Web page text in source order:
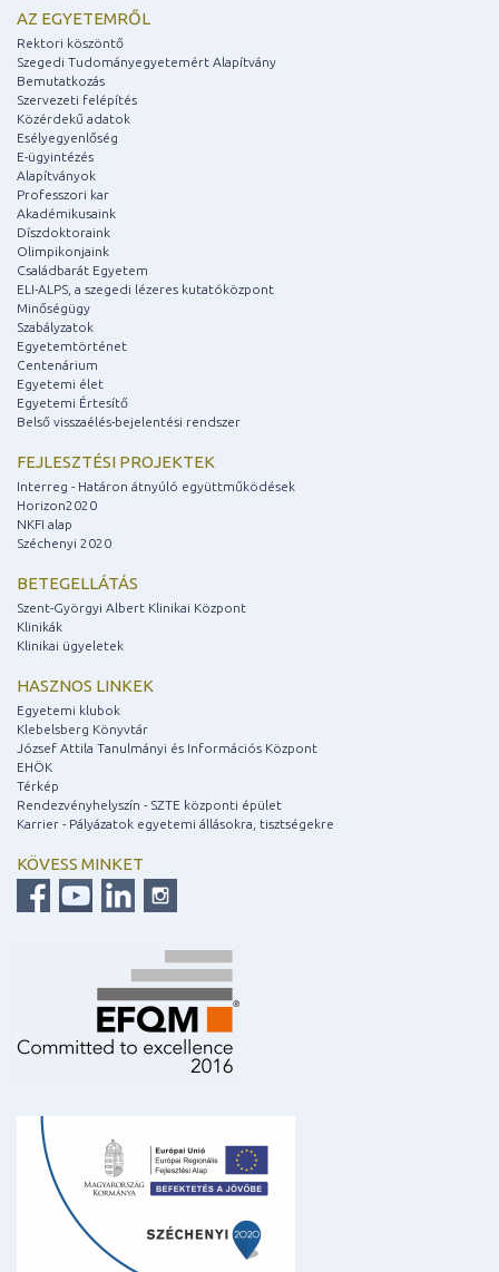
AZ EGYETEMRŐL
Rektori köszöntő
Szegedi Tudományegyetemért Alapítvány
Bemutatkozás
Szervezeti felépítés
Közérdekű adatok
Esélyegyenlőség
E-ügyintézés
Alapítványok
Professzori kar
Akadémikusaink
Díszdoktoraink
Olimpikonjaink
Családbarát Egyetem
ELI-ALPS, a szegedi lézeres kutatóközpont
Minőségügy
Szabályzatok
Egyetemtörténet
Centenárium
Egyetemi élet
Egyetemi Értesítő
Belső visszaélés-bejelentési rendszer
FEJLESZTÉSI PROJEKTEK
Interreg - Határon átnyúló együttműködések
Horizon2020
NKFI alap
Széchenyi 2020
BETEGELLÁTÁS
Szent-Györgyi Albert Klinikai Központ
Klinikák
Klinikai ügyeletek
HASZNOS LINKEK
Egyetemi klubok
Klebelsberg Könyvtár
József Attila Tanulmányi és Információs Központ
EHÖK
Térkép
Rendezvényhelyszín - SZTE központi épület
Karrier - Pályázatok egyetemi állásokra, tisztségekre
KÖVESS MINKET